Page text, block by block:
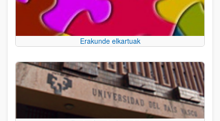
Erakunde elkartuak